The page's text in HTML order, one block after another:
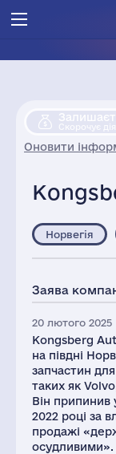
Скорочує
Оновити
Норвегія
Заява
20 лютого 2025
Kongsberg
на півдні
запчастин
таких як
Він припинив
2022 році за
продажі
осудливими».